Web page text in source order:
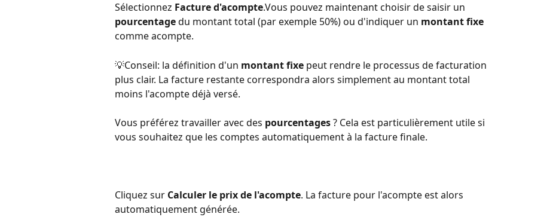
Sélectionnez Facture d'acompte.Vous pouvez maintenant choisir de saisir un
pourcentage du montant total (par exemple 50%) ou d'indiquer un montant fixe
comme acompte.
💡Conseil: la définition d'un montant fixe peut rendre le processus de facturation
plus clair. La facture restante correspondra alors simplement au montant total
moins l'acompte déjà versé.
Vous préférez travailler avec des pourcentages ? Cela est particulièrement utile si
vous souhaitez que les comptes automatiquement à la facture finale.
Cliquez sur Calculer le prix de l'acompte. La facture pour l'acompte est alors
automatiquement générée.